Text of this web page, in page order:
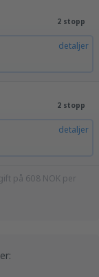
2 stopp
detaljer
2 stopp
detaljer
på 608 NOK per